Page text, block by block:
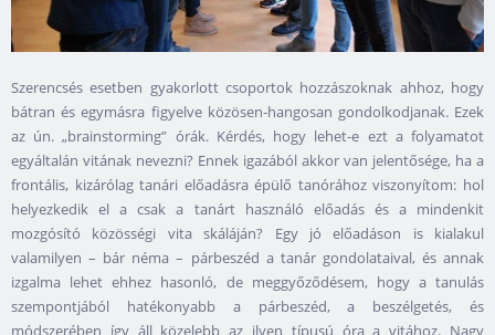
Szerencsés esetben gyakorlott csoportok hozzászoknak ahhoz, hogy
bátran és egymásra figyelve közösen-hangosan gondolkodjanak. Ezek
az ún. „brainstorming” órák. Kérdés, hogy lehet-e ezt a folyamatot
egyáltalán vitának nevezni? Ennek igazából akkor van jelentősége, ha a
frontális, kizárólag tanári előadásra épülő tanórához viszonyítom: hol
helyezkedik el a csak a tanárt használó előadás és a mindenkit
mozgósító közösségi vita skáláján? Egy jó előadáson is kialakul
valamilyen – bár néma – párbeszéd a tanár gondolataival, és annak
izgalma lehet ehhez hasonló, de meggyőződésem, hogy a tanulás
szempontjából hatékonyabb a párbeszéd, a beszélgetés, és